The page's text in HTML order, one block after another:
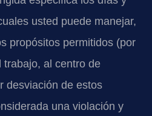
usted puede manejar,
propósitos permitidos (por
trabajo, al centro de
desviación de estos
una violación y